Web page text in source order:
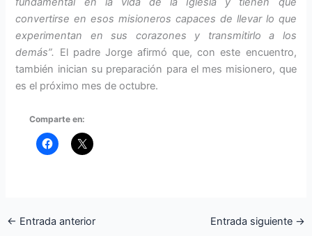
convertirse en esos misioneros capaces de llevar lo que
experimentan en sus corazones y transmitirlo a los
demás”. El padre Jorge afirmó que, con este encuentro,
también inician su preparación para el mes misionero, que
es el próximo mes de octubre.
Comparte en:
← Entrada anterior Entrada siguiente →